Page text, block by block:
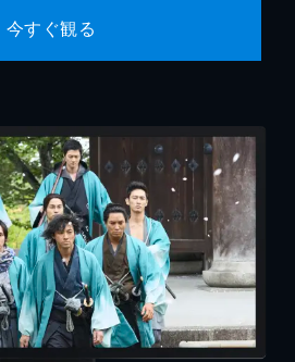
今すぐ観る